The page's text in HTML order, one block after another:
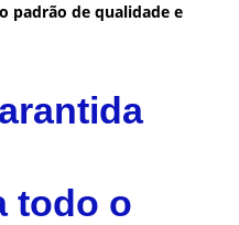
padrão de qualidade e
todo o